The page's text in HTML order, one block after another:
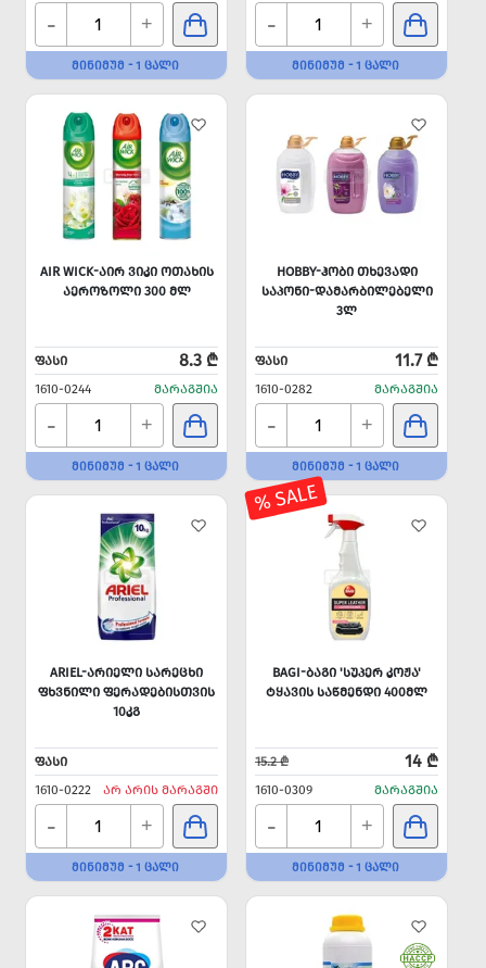
- +
ᲛᲘᲜᲘᲛᲣᲛ - 1 ᲪᲐᲚᲘ
- +
ᲛᲘᲜᲘᲛᲣᲛ - 1 ᲪᲐᲚᲘ
AIR WICK-ᲐᲘᲠ ᲕᲘᲙᲘ ᲝᲗᲐᲮᲘᲡ
ᲐᲔᲠᲝᲖᲝᲚᲘ 300 ᲛᲚ
ᲤᲐᲡᲘ 8.3 ₾
1610-0244 ᲛᲐᲠᲐᲒᲨᲘᲐ
- +
ᲛᲘᲜᲘᲛᲣᲛ - 1 ᲪᲐᲚᲘ
HOBBY-ᲰᲝᲑᲘ ᲗᲮᲔᲕᲐᲓᲘ
ᲡᲐᲞᲝᲜᲘ-ᲓᲐᲛᲐᲠᲑᲘᲚᲔᲑᲔᲚᲘ
3Ლ
ᲤᲐᲡᲘ 11.7 ₾
1610-0282 ᲛᲐᲠᲐᲒᲨᲘᲐ
- +
ᲛᲘᲜᲘᲛᲣᲛ - 1 ᲪᲐᲚᲘ
ARIEL-ᲐᲠᲘᲔᲚᲘ ᲡᲐᲠᲔᲪᲮᲘ
ᲤᲮᲕᲜᲘᲚᲘ ᲤᲔᲠᲐᲓᲔᲑᲘᲡᲗᲕᲘᲡ
10ᲙᲒ
ᲤᲐᲡᲘ
1610-0222
ᲐᲠ ᲐᲠᲘᲡ ᲛᲐᲠᲐᲒᲨᲘ
- +
ᲛᲘᲜᲘᲛᲣᲛ - 1 ᲪᲐᲚᲘ
% SALE
BAGI-ᲑᲐᲒᲘ 'ᲡᲣᲞᲔᲠ ᲙᲝᲟᲐ'
ᲢᲧᲐᲕᲘᲡ ᲡᲐᲬᲛᲔᲜᲓᲘ 400ᲛᲚ
15.2 ₾ 14 ₾
1610-0309 ᲛᲐᲠᲐᲒᲨᲘᲐ
- +
ᲛᲘᲜᲘᲛᲣᲛ - 1 ᲪᲐᲚᲘ